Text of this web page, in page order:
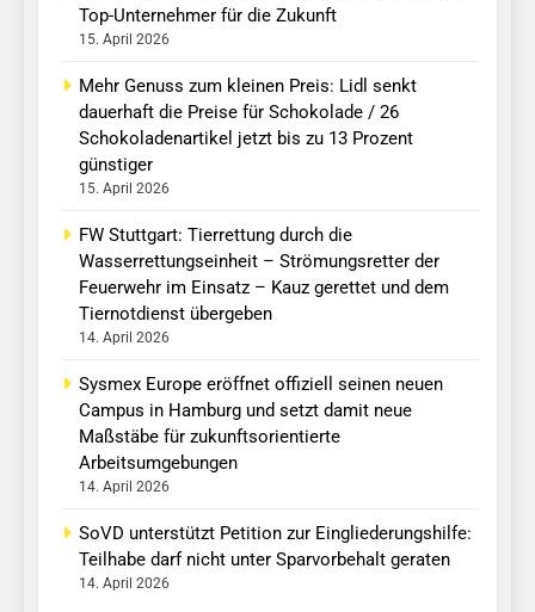
Top-Unternehmer für die Zukunft
15. April 2026
Mehr Genuss zum kleinen Preis: Lidl senkt
dauerhaft die Preise für Schokolade / 26
Schokoladenartikel jetzt bis zu 13 Prozent
günstiger
15. April 2026
FW Stuttgart: Tierrettung durch die
Wasserrettungseinheit – Strömungsretter der
Feuerwehr im Einsatz – Kauz gerettet und dem
Tiernotdienst übergeben
14. April 2026
Sysmex Europe eröffnet offiziell seinen neuen
Campus in Hamburg und setzt damit neue
Maßstäbe für zukunftsorientierte
Arbeitsumgebungen
14. April 2026
SoVD unterstützt Petition zur Eingliederungshilfe:
Teilhabe darf nicht unter Sparvorbehalt geraten
14. April 2026